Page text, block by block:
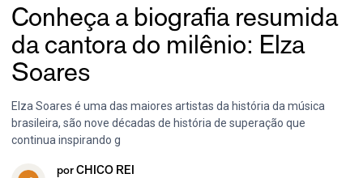
Conheça a biografia resumida
da cantora do milênio: Elza
Soares
Elza Soares é uma das maiores artistas da história da música
brasileira, são nove décadas de história de superação que
continua inspirando g
por CHICO REI